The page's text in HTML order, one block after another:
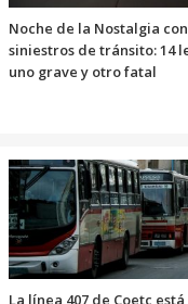
Noche de la Nostalgia
siniestros de tránsito: 14
uno grave y otro fatal
La línea 407 de Coetc